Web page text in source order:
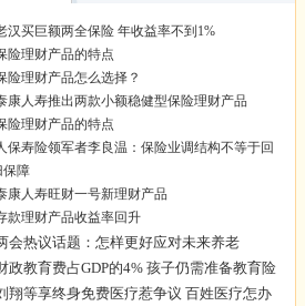
汉买巨额两全保险 年收益率不到1%
险理财产品的特点
险理财产品怎么选择？
康人寿推出两款小额稳健型保险理财产品
险理财产品的特点
保寿险领军者李良温：保险业调结构不等于回
保障
康人寿旺财一号新理财产品
款理财产品收益率回升